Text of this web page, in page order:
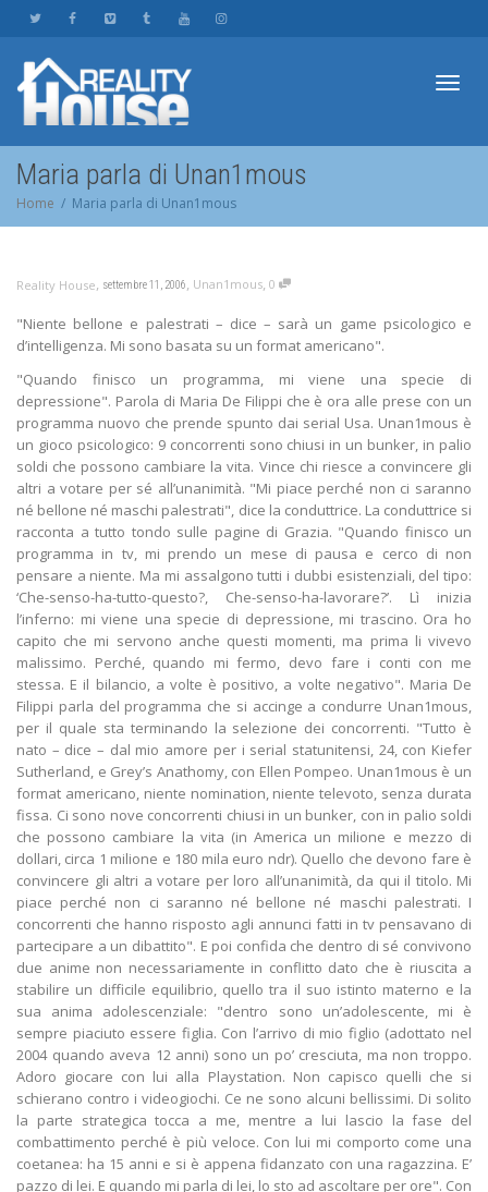
Maria parla di Unan1mous
Home Maria parla di Unan1mous
Reality House, settembre 11, 2006, Unan1mous, 0
"Niente bellone e palestrati – dice – sarà un game psicologico e
d’intelligenza. Mi sono basata su un format americano".
"Quando finisco un programma, mi viene una specie di
depressione". Parola di Maria De Filippi che è ora alle prese con un
programma nuovo che prende spunto dai serial Usa. Unan1mous è
un gioco psicologico: 9 concorrenti sono chiusi in un bunker, in palio
soldi che possono cambiare la vita. Vince chi riesce a convincere gli
altri a votare per sé all’unanimità. "Mi piace perché non ci saranno
né bellone né maschi palestrati", dice la conduttrice. La conduttrice si
racconta a tutto tondo sulle pagine di Grazia. "Quando finisco un
programma in tv, mi prendo un mese di pausa e cerco di non
pensare a niente. Ma mi assalgono tutti i dubbi esistenziali, del tipo:
‘Che-senso-ha-tutto-questo?, Che-senso-ha-lavorare?’. Lì inizia
l’inferno: mi viene una specie di depressione, mi trascino. Ora ho
capito che mi servono anche questi momenti, ma prima li vivevo
malissimo. Perché, quando mi fermo, devo fare i conti con me
stessa. E il bilancio, a volte è positivo, a volte negativo". Maria De
Filippi parla del programma che si accinge a condurre Unan1mous,
per il quale sta terminando la selezione dei concorrenti. "Tutto è
nato – dice – dal mio amore per i serial statunitensi, 24, con Kiefer
Sutherland, e Grey’s Anathomy, con Ellen Pompeo. Unan1mous è un
format americano, niente nomination, niente televoto, senza durata
fissa. Ci sono nove concorrenti chiusi in un bunker, con in palio soldi
che possono cambiare la vita (in America un milione e mezzo di
dollari, circa 1 milione e 180 mila euro ndr). Quello che devono fare è
convincere gli altri a votare per loro all’unanimità, da qui il titolo. Mi
piace perché non ci saranno né bellone né maschi palestrati. I
concorrenti che hanno risposto agli annunci fatti in tv pensavano di
partecipare a un dibattito". E poi confida che dentro di sé convivono
due anime non necessariamente in conflitto dato che è riuscita a
stabilire un difficile equilibrio, quello tra il suo istinto materno e la
sua anima adolescenziale: "dentro sono un’adolescente, mi è
sempre piaciuto essere figlia. Con l’arrivo di mio figlio (adottato nel
2004 quando aveva 12 anni) sono un po’ cresciuta, ma non troppo.
Adoro giocare con lui alla Playstation. Non capisco quelli che si
schierano contro i videogiochi. Ce ne sono alcuni bellissimi. Di solito
la parte strategica tocca a me, mentre a lui lascio la fase del
combattimento perché è più veloce. Con lui mi comporto come una
coetanea: ha 15 anni e si è appena fidanzato con una ragazzina. E’
pazzo di lei. E quando mi parla di lei, lo sto ad ascoltare per ore". Con